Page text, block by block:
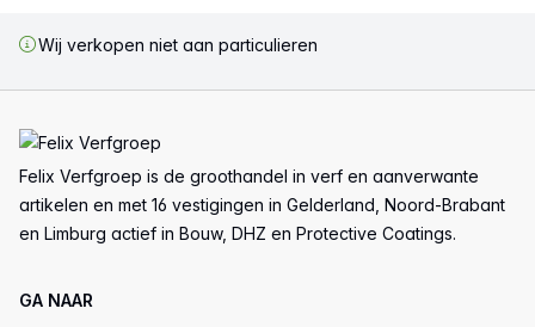
Wij verkopen niet aan particulieren
Felix Verfgroep is de groothandel in verf en aanverwante
artikelen en met 16 vestigingen in Gelderland, Noord-Brabant
en Limburg actief in Bouw, DHZ en Protective Coatings.
GA NAAR